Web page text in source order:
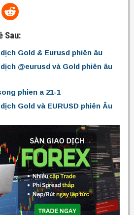
Sau:
Gold & Eurusd phiên âu
@eurusd và Gold phiên âu
phien a 21-1
Gold và EURUSD phiên Âu